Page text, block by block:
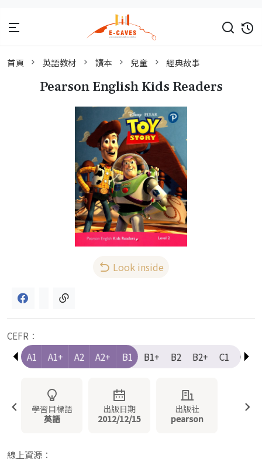
首頁 英語教材 讀本 兒童 經典故事
Pearson English Kids Readers
Look inside
CEFR：
A1
A1 A1+ A2 A2+ B1 B1+ B2 B2+ C1 C1+
學習目標語
英語
出版日期
2012/12/15
出版社
pearson
線上資源：